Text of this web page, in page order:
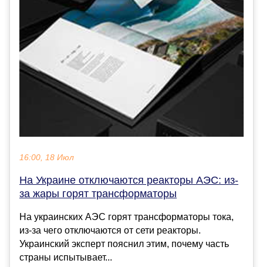
16:00, 18 Июл
На Украине отключаются реакторы АЭС: из-
за жары горят трансформаторы
На украинских АЭС горят трансформаторы тока,
из-за чего отключаются от сети реакторы.
Украинский эксперт пояснил этим, почему часть
страны испытывает...